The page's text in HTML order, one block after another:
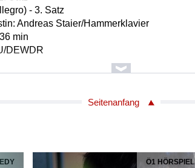
- 3. Satz
Andreas Staier/Hammerklavier
min
DEWDR
Komponistin: Mikhail Glinka/1804-1857
Slowakisches Radio Symphonieorchester
min
Seitenanfang
Ö1 HÖRSPIEL